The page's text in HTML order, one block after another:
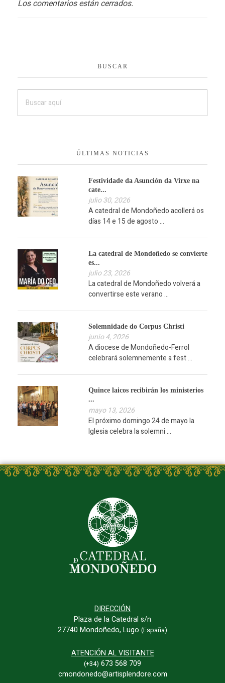
Los comentarios están cerrados.
BUSCAR
ÚLTIMAS NOTICIAS
Festividade da Asunción da Virxe na
cate...
julio 30, 2026
A catedral de Mondoñedo acollerá os
días 14 e 15 de agosto ...
La catedral de Mondoñedo se convierte
es...
julio 23, 2026
La catedral de Mondoñedo volverá a
convertirse este verano ...
Solemnidade do Corpus Christi
junio 4, 2026
A diocese de Mondoñedo-Ferrol
celebrará solemnemente a fest ...
Quince laicos recibirán los ministerios
...
mayo 13, 2026
El próximo domingo 24 de mayo la
Iglesia celebra la solemni ...
DIRECCIÓN
Plaza de la Catedral s/n
27740 Mondoñedo, Lugo (España)
ATENCIÓN AL VISITANTE
(+34) 673 568 709
cmondonedo@artisplendore.com